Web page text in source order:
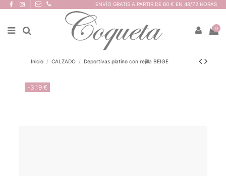
ENVÍO GRATIS A PARTIR DE 60 € EN 48/72 HORAS
0
Inicio CALZADO Deportivas platino con rejilla BEIGE
-3,19 €